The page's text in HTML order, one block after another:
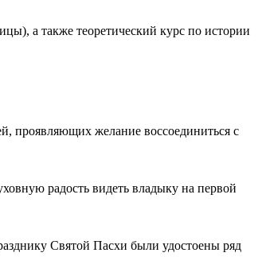
а также теоретический курс по истории
проявляющих желание воссоединиться с
радость видеть владыку на первой
Святой Пасхи были удостоены ряд